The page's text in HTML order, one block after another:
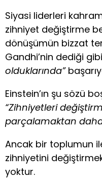
Siyasi liderleri
zihniyet değiştirme
dönüşümün bizzat
Gandhi’nin dediği gibi
olduklarında”
Einstein’ın şu sözü
“Zihniyetleri
parçalamaktan
Ancak bir toplumun
zihniyetini
yoktur.